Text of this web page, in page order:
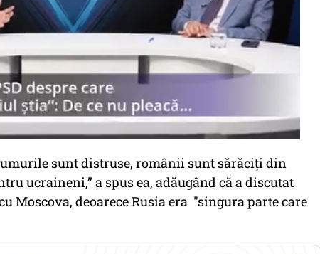
sunt distruse, românii sunt sărăciți din
ucraineni,” a spus ea, adăugând că a discutat
Moscova, deoarece Rusia era "singura parte care